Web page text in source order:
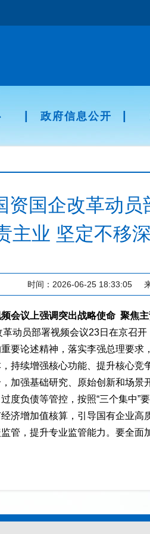
政府信息公开
资国企改革动
主业 坚定不移
时间：2026-06-25 18:33:05
会议上强调突出战略使命 聚焦
动员部署视频会议23日在京召
要论述精神，落实李强总理要
持续增强核心功能、提升核心竞
加强基础研究、原始创新和场
度负债等管控，按照“三个集中
济增加值核算，引导国有企业
管，提升专业监管能力。要全